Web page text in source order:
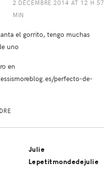
2 DÉCEMBRE 2014 AT 12 H 57
MIN
el gorrito, tengo muchas
uno
en
perfecto-de-
Julie
Lepetitmondedejulie